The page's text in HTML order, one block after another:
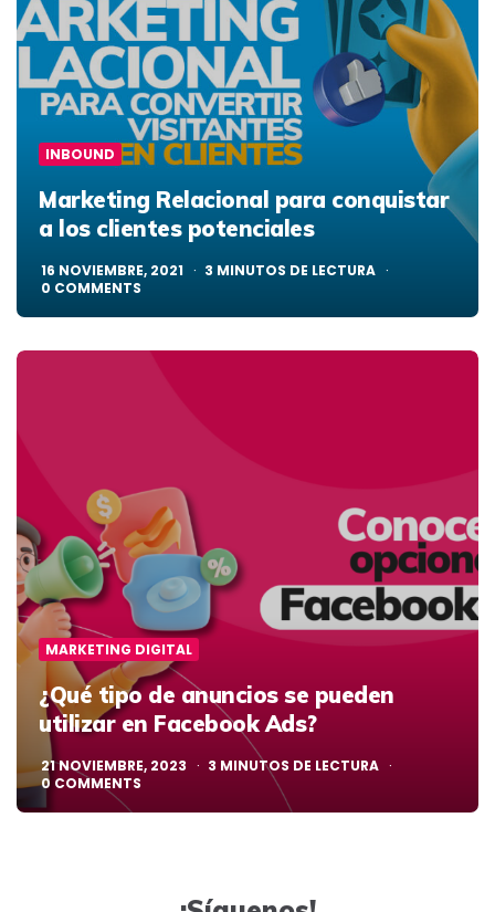
INBOUND
Marketing Relacional para conquistar
a los clientes potenciales
16 NOVIEMBRE, 2021 3 MINUTOS DE LECTURA
0 COMMENTS
MARKETING DIGITAL
¿Qué tipo de anuncios se pueden
utilizar en Facebook Ads?
21 NOVIEMBRE, 2023 3 MINUTOS DE LECTURA
0 COMMENTS